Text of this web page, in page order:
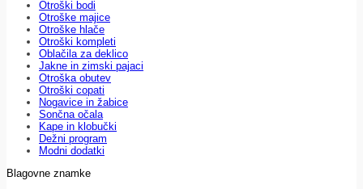
Otroški bodi
Otroške majice
Otroške hlače
Otroški kompleti
Oblačila za deklico
Jakne in zimski pajaci
Otroška obutev
Otroški copati
Nogavice in žabice
Sončna očala
Kape in klobučki
Dežni program
Modni dodatki
Blagovne znamke